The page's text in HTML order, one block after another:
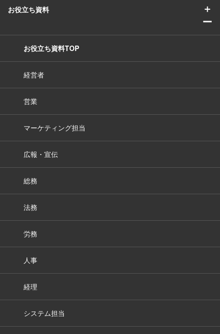
お役立ち資料
＋
ー
お役立ち資料TOP
経営者
営業
マーケティング担当
広報・宣伝
総務
法務
労務
人事
経理
システム担当